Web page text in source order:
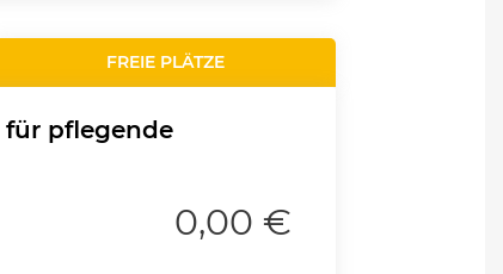
FREIE PLÄTZE
für pflegende
0,00 €